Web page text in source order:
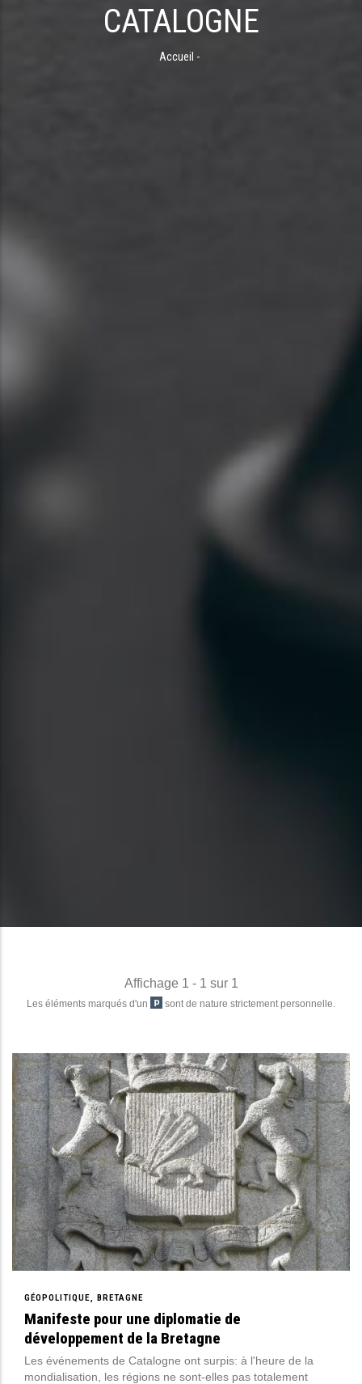
CATALOGNE
Accueil -
Affichage 1 - 1 sur 1
Les éléments marqués d'un sont de nature strictement personnelle.
GÉOPOLITIQUE BRETAGNE
Manifeste pour une diplomatie de
développement de la Bretagne
Les événements de Catalogne ont surpis: à l'heure de la
mondialisation, les régions ne sont-elles pas totalement